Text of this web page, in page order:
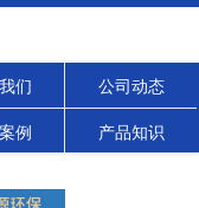
们 公司动态
例 产品知识